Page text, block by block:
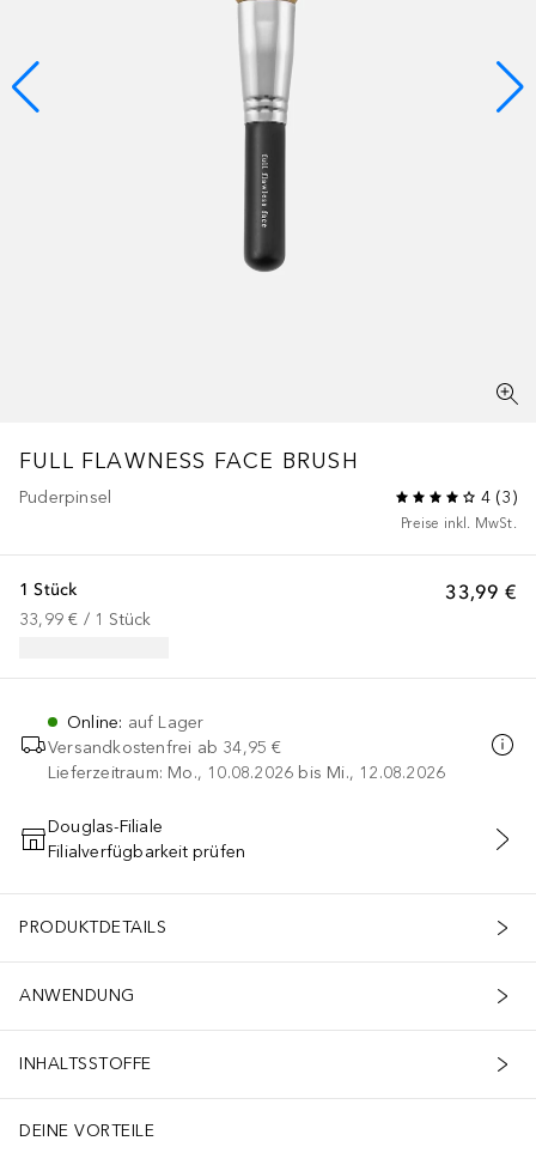
FULL FLAWNESS FACE BRUSH
Puderpinsel 4 (3)
Preise inkl. MwSt.
33,99 €
1 Stück
33,99 € / 1 Stück
Online: auf Lager
Versandkostenfrei ab 34,95 €
Lieferzeitraum: Mo., 10.08.2026 bis Mi., 12.08.2026
IN DEN WARENKORB
Douglas-Filiale
Filialverfügbarkeit prüfen
PRODUKTDETAILS
ANWENDUNG
INHALTSSTOFFE
DEINE VORTEILE